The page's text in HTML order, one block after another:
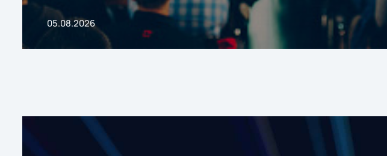
05.08.2026